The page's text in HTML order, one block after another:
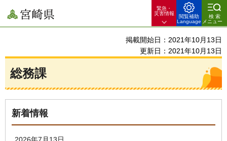
宮崎県
緊急・
災害情報
閲覧補助
Language
検索
メニュー
掲載開始日：2021年10月13日
更新日：2021年10月13日
総務課
新着情報